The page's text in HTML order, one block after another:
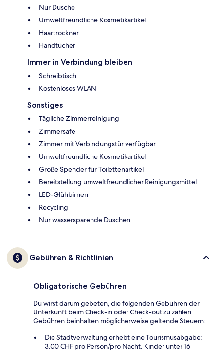
Nur Dusche
Umweltfreundliche Kosmetikartikel
Haartrockner
Handtücher
Immer in Verbindung bleiben
Schreibtisch
Kostenloses WLAN
Sonstiges
Tägliche Zimmerreinigung
Zimmersafe
Zimmer mit Verbindungstür verfügbar
Umweltfreundliche Kosmetikartikel
Große Spender für Toilettenartikel
Bereitstellung umweltfreundlicher Reinigungsmittel
LED-Glühbirnen
Recycling
Nur wassersparende Duschen
Gebühren & Richtlinien
Obligatorische Gebühren
Du wirst darum gebeten, die folgenden Gebühren der
Unterkunft beim Check-in oder Check-out zu zahlen.
Gebühren beinhalten möglicherweise geltende Steuern:
Die Stadtverwaltung erhebt eine Tourismusabgabe:
3.00 CHF pro Person/pro Nacht. Kinder unter 16